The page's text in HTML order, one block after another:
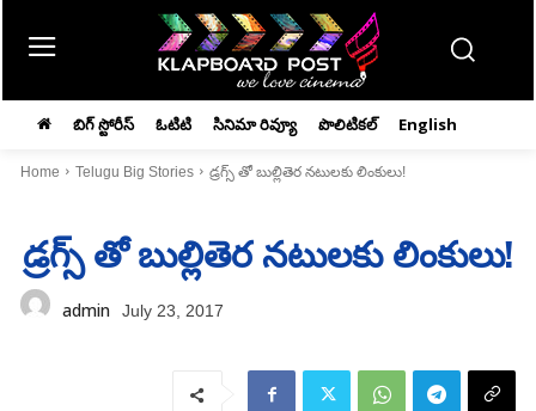
బిగ్ స్టోరీస్ ఓటిటి సినిమా రివ్యూ పొలిటికల్ English
Home Telugu Big Stories డ్రగ్స్ తో బుల్లితెర నటులకు లింకులు!
డ్రగ్స్ తో బుల్లితెర నటులకు లింకులు!
admin July 23, 2017